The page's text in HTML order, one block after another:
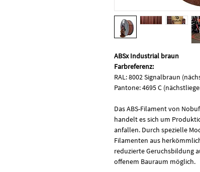
ABSx Industrial braun
Farbreferenz:
RAL: 8002 Signalbraun
Pantone: 4695 C
Das ABS-Filament von
handelt es sich um
anfallen. Durch spezielle
Filamenten aus
reduzierte Geruchsbildung
offenem Bauraum möglich.